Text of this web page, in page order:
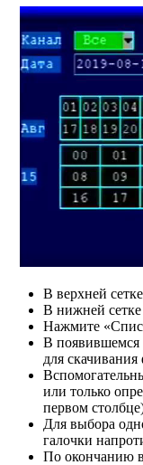
В верхней
В нижней
Нажмите
В появившемся
для скачивания
или только
первом
Для выбора
галочки
По окончанию